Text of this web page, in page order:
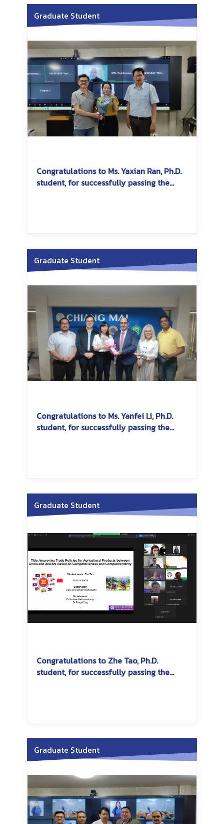
Graduate Student
Congratulations to Ms. Yaxian Ran, Ph.D.
student, for successfully passing the
Graduate Student
Congratulations to Ms. Yanfei Li, Ph.D.
student, for successfully passing the
Graduate Student
Congratulations to Zhe Tao, Ph.D.
student, for successfully passing the
Graduate Student